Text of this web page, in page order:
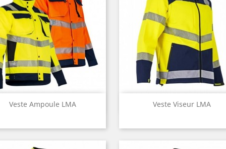
Veste Ampoule LMA
Aperçu rapide
fluo
Veste Viseur LMA
Aperçu rapide
fluo